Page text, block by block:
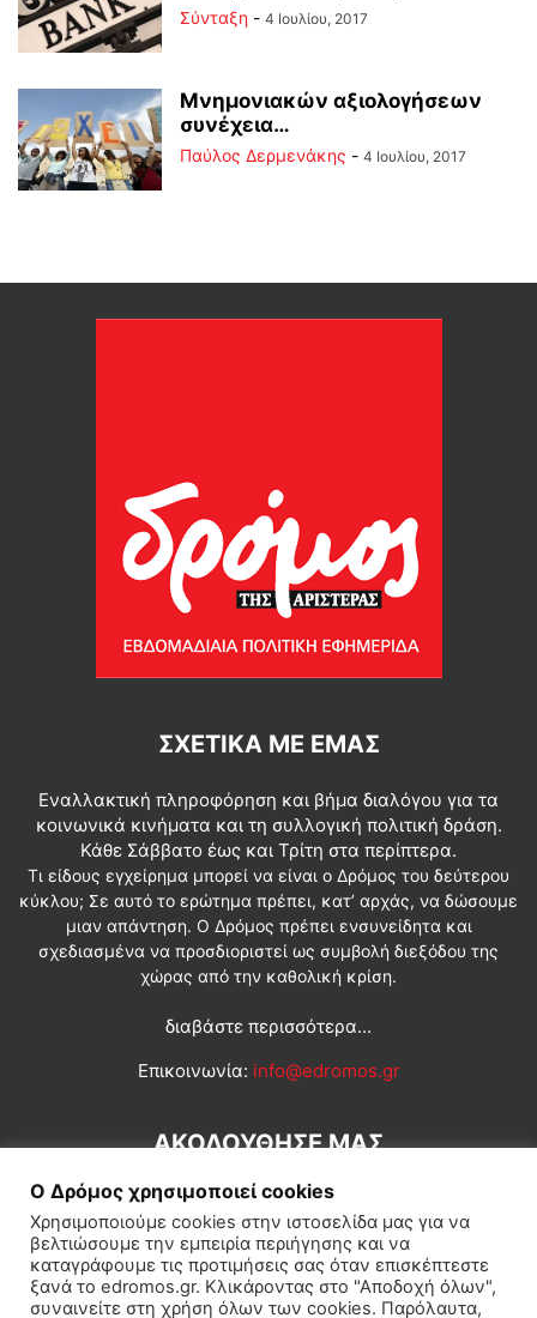
Σύνταξη - 4 Ιουλίου, 2017
Μνημονιακών αξιολογήσεων
συνέχεια…
Παύλος Δερμενάκης - 4 Ιουλίου, 2017
ΣΧΕΤΙΚΆ ΜΕ ΕΜΆΣ
Εναλλακτική πληροφόρηση και βήμα διαλόγου για τα
κοινωνικά κινήματα και τη συλλογική πολιτική δράση.
Κάθε Σάββατο έως και Τρίτη στα περίπτερα.
Τι είδους εγχείρημα μπορεί να είναι ο Δρόμος του δεύτερου
κύκλου; Σε αυτό το ερώτημα πρέπει, κατ’ αρχάς, να δώσουμε
μιαν απάντηση. Ο Δρόμος πρέπει ενσυνείδητα και
σχεδιασμένα να προσδιοριστεί ως συμβολή διεξόδου της
χώρας από την καθολική κρίση.
διαβάστε περισσότερα...
Επικοινωνία: info@edromos.gr
ΑΚΟΛΟΥΘΗΣΕ ΜΑΣ
Ο Δρόμος χρησιμοποιεί cookies
Χρησιμοποιούμε cookies στην ιστοσελίδα μας για να
βελτιώσουμε την εμπειρία περιήγησης και να
καταγράφουμε τις προτιμήσεις σας όταν επισκέπτεστε
ξανά το edromos.gr. Κλικάροντας στο "Αποδοχή όλων",
συναινείτε στη χρήση όλων των cookies. Παρόλαυτα,